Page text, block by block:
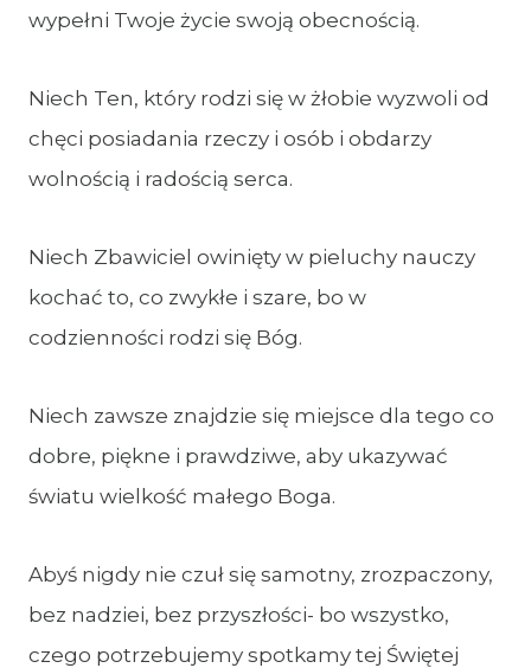
wypełni Twoje życie swoją obecnością.
Niech Ten, który rodzi się w żłobie wyzwoli od
chęci posiadania rzeczy i osób i obdarzy
wolnością i radością serca.
Niech Zbawiciel owinięty w pieluchy nauczy
kochać to, co zwykłe i szare, bo w
codzienności rodzi się Bóg.
Niech zawsze znajdzie się miejsce dla tego co
dobre, piękne i prawdziwe, aby ukazywać
światu wielkość małego Boga.
Abyś nigdy nie czuł się samotny, zrozpaczony,
bez nadziei, bez przyszłości- bo wszystko,
czego potrzebujemy spotkamy tej Świętej